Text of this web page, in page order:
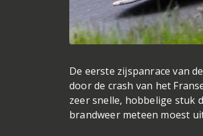
De eerste zijspanrace van
door de crash van het
zeer snelle, hobbelige stuk
brandweer meteen moest